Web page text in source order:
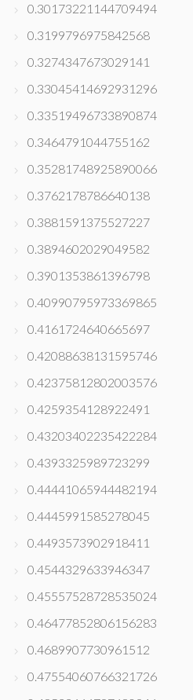
0.30173221144709494
0.3199796975842568
0.3274347673029141
0.33045414692931296
0.33519496733890874
0.3464791044755162
0.35281748925890066
0.3762178786640138
0.3881591375527227
0.3894602029049582
0.3901353861396798
0.40990795973369865
0.4161724640665697
0.42088638131595746
0.42375812802003576
0.4259354128922491
0.43203402235422284
0.4393325989723299
0.44441065944482194
0.4445991585278045
0.4493573902918411
0.4544329633946347
0.45557528728535024
0.46477852806156283
0.4689907730961512
0.47554060766321726